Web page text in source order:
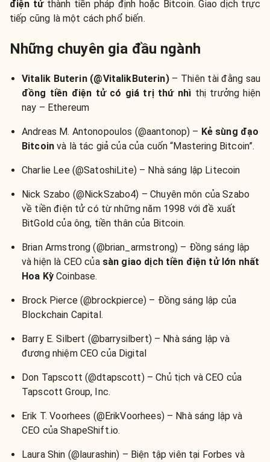
điện tửthành tiền pháp định hoặc Bitcoin. Giao dịch trực
tiếp cũng là một cách phổ biến.
Những chuyên gia đầu ngành
Vitalik Buterin (@VitalikButerin)– Thiên tài đằng sau
đồng tiền điện tử có giá trị thứ nhì thị trưởng hiện
nay – Ethereum
Andreas M. Antonopoulos (@aantonop) – Kẻ sùng đạo
Bitcoin và là tác giả của của cuốn “Mastering Bitcoin”.
Charlie Lee (@SatoshiLite) – Nhà sáng lập Litecoin
Nick Szabo (@NickSzabo4) – Chuyên môn của Szabo
về tiền điện tử có từ những năm 1998 với đề xuất
BitGold của ông, tiền thân của Bitcoin.
Brian Armstrong (@brian_armstrong) – Đồng sáng lập
và hiện là CEO củasàn giao dịch tiền điện tử lớn nhất
Hoa KỳCoinbase.
Brock Pierce (@brockpierce) – Đồng sáng lập của
Blockchain Capital.
Barry E. Silbert (@barrysilbert) – Nhà sáng lập và
đương nhiệm CEO của Digital
Don Tapscott (@dtapscott) – Chủ tịch và CEO của
Tapscott Group, Inc.
Erik T. Voorhees (@ErikVoorhees) – Nhà sáng lập và
CEO của ShapeShift.io.
Laura Shin (@laurashin) – Biện tập viên tại Forbes và